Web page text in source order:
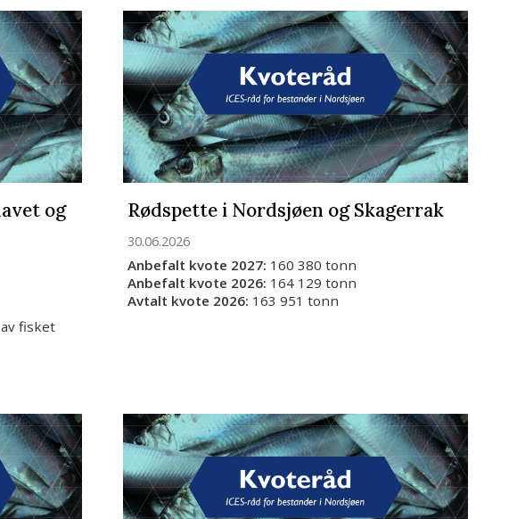
og
fisket
Rødspette i Nordsjøen og Skagerrak
30.06.2026
Anbefalt kvote 2027: 160 380 tonn
Anbefalt kvote 2026: 164 129 tonn
Avtalt kvote 2026: 163 951 tonn